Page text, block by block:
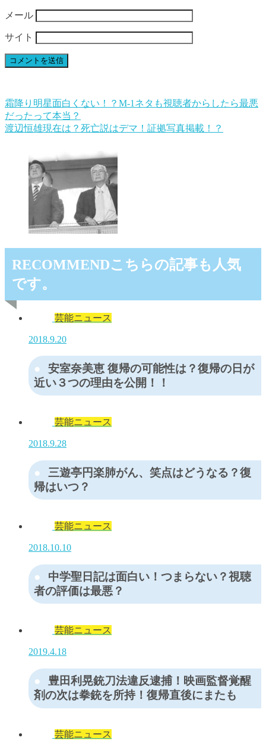
メール
サイト
霜降り明星面白くない！？M-1ネタも視聴者からしたら最悪
だったって本当？
渡辺恒雄現在は？死亡説はデマ！証拠写真掲載！？
RECOMMENDこちらの記事も人気
です。
芸能ニュース
2018.9.20
安室奈美恵 復帰の可能性は？復帰の日が
近い３つの理由を公開！！
芸能ニュース
2018.9.28
三遊亭円楽肺がん、笑点はどうなる？復
帰はいつ？
芸能ニュース
2018.10.10
中学聖日記は面白い！つまらない？視聴
者の評価は最悪？
芸能ニュース
2019.4.18
豊田利晃銃刀法違反逮捕！映画監督覚醒
剤の次は拳銃を所持！復帰直後にまたも
芸能ニュース